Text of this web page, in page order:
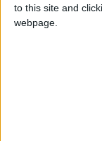
to this site and
webpage.